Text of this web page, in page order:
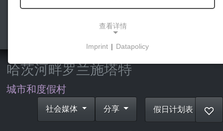
哈茨河畔罗兰施塔特
城市和度假村
假日计划表 ♡
分享
社会媒体
查看详情
这些cookies能够实现基本功能，是使用网站所必需
Imprint | Datapolicy